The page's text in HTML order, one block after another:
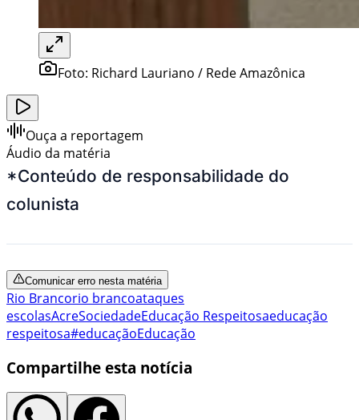
Foto: Richard Lauriano / Rede Amazônica
Ouça a reportagem
Áudio da matéria
*Conteúdo de responsabilidade do
colunista
Comunicar erro nesta matéria
Rio Brancorio brancoataques
escolasAcreSociedadeEducação Respeitosaeducação
respeitosa#educaçãoEducação
Compartilhe esta notícia